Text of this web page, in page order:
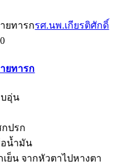
ยทารกรศ.นพ.เกียรติศักดิ์
ยทารก
บอุ่น
ปรก
น้ำมัน
ย็น จากหัวตาไปหางตา